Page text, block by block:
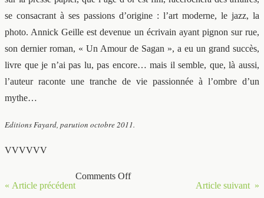
se consacrant à ses passions d’origine : l’art moderne, le jazz, la
photo. Annick Geille est devenue un écrivain ayant pignon sur rue,
son dernier roman, « Un Amour de Sagan », a eu un grand succès,
livre que je n’ai pas lu, pas encore… mais il semble, que, là aussi,
l’auteur raconte une tranche de vie passionnée à l’ombre d’un
mythe…
Editions Fayard, parution octobre 2011.
VVVVVV
« Article précédent Article suivant »
Comments Off